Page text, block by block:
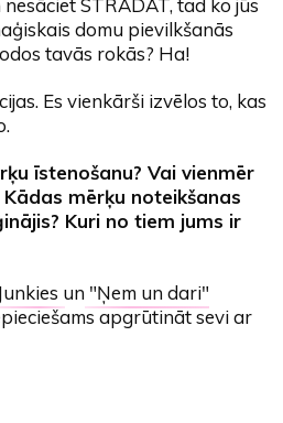
domu pievilkšanās
tavās rokās? Ha!
Es vienkārši izvēlos to, kas
īstenošanu? Vai vienmēr
mērķu noteikšanas
Kuri no tiem jums ir
Junkies un "Ņem un dari"
apgrūtināt sevi ar